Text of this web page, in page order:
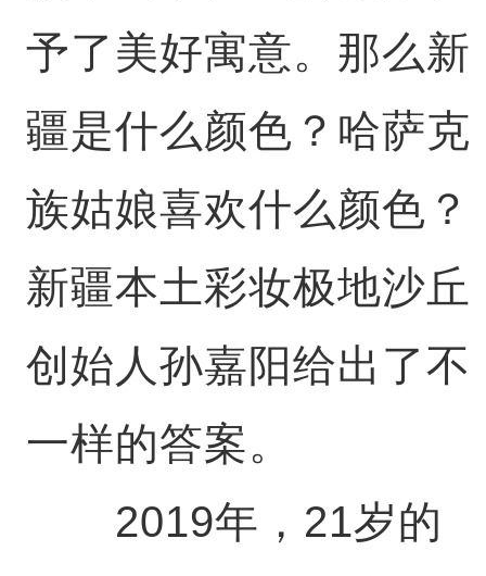
予了美好寓意。那么新
疆是什么颜色？哈萨克
族姑娘喜欢什么颜色？
新疆本土彩妆极地沙丘
创始人孙嘉阳给出了不
一样的答案。
2019年，21岁的